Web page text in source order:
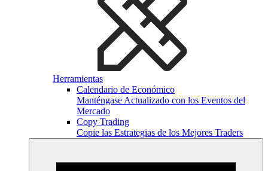
Herramientas
Calendario de Económico
Manténgase Actualizado con los Eventos del
Mercado
Copy Trading
Copie las Estrategias de los Mejores Traders